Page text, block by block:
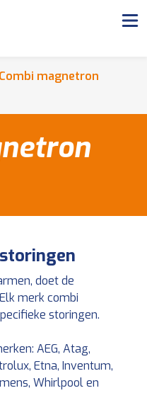
Combi magnetron
doet de
merk combi
storingen.
AEG, Atag,
Etna, Inventum,
Whirlpool en